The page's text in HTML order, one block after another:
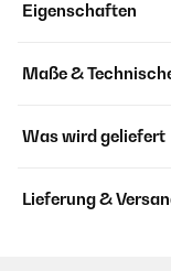
Eigenschaften
Maße &
Was wird geliefert
Lieferung &